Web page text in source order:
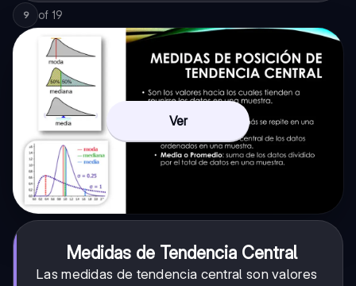
9 of 19
Ver
Medidas de Tendencia Central
Las medidas de tendencia central son valores